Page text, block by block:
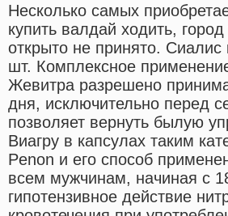
Несколько самых
купить валдай ходить,
открыто не принято. Сиалис
шт. Комплексное
Жевитра разрешено
дня, исключительно перед
позволяет вернуть былую
Виагру в капсулах таким
Penon и его способ
всем мужчинам, начиная с
гипотензивное действие